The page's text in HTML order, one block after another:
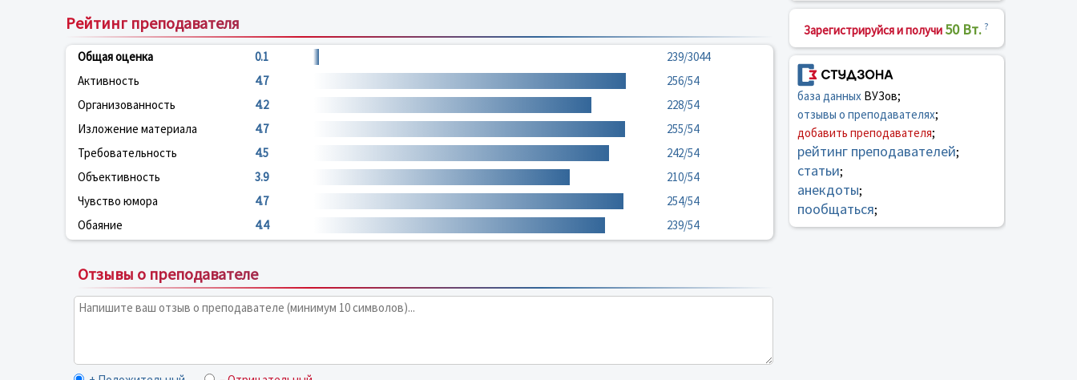
Рейтинг преподавателя
Общая оценка 0.1
239/3044
Активность
4.7
256/54
Организованность
4.2
228/54
Изложение материала
4.7
255/54
Требовательность
4.5
242/54
Объективность
3.9
210/54
Чувство юмора
4.7
254/54
Обаяние
4.4 239/54
Отзывы о преподавателе
Зарегистрируйся и получи 50 Вт. ?
база данныхВУЗов;
отзывы о преподавателях;
добавить преподавателя;
рейтинг преподавателей;
статьи;
анекдоты;
пообщаться;